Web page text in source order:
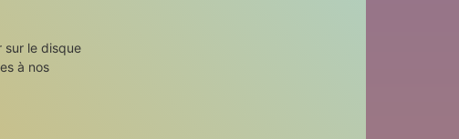
sur le disque
à nos